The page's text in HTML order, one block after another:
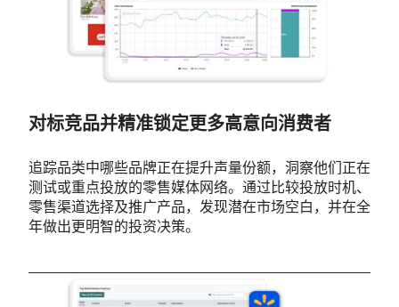
对标竞品并精准锁定更多高意向消费者
追踪品类中哪些品牌正在提升声量份额，洞察他们正在
测试或重点投放的零售媒体网络。通过比较投放时机、
零售渠道选择及推广产品，发现潜在市场空白，并在全
年做出更明智的投资决策。